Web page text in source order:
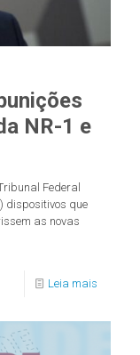
NR-1 e
Federal
dispositivos que
as novas
Leia mais